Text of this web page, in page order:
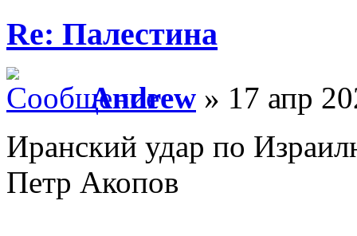
Re: Палестина
Andrew » 17 апр
Иранский удар по
Петр Акопов